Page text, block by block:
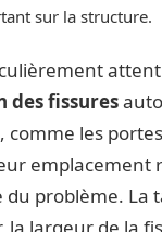
sur la structure.
des fissures
comme les
emplacement
du problème. La